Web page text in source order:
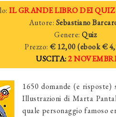
IL GRANDE LIBRO DEI
Autore: Sebastiano
Genere: Quiz
Prezzo: € 12,00 (ebook€ 4,
USCITA:2
1650 domande (e
Illustrazioni di Marta
quale personaggio famoso